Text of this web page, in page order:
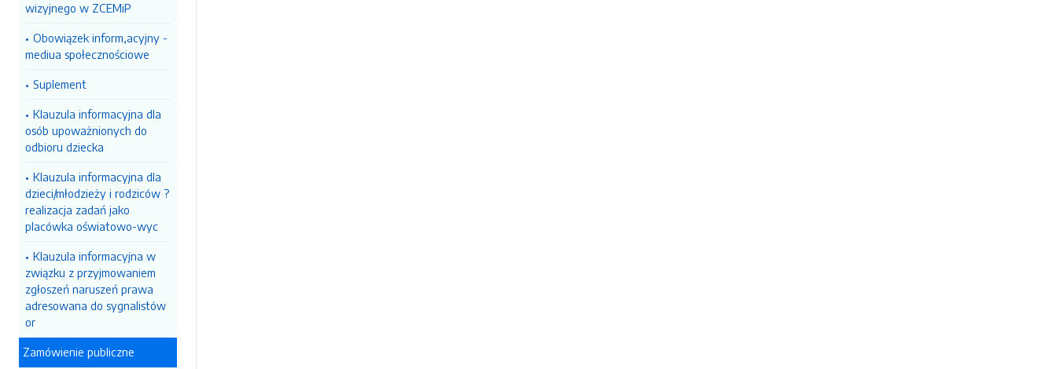
wizyjnego w ZCEMiP
Obowiązek inform,acyjny -
mediua społecznościowe
Suplement
Klauzula informacyjna dla
osób upoważnionych do
odbioru dziecka
Klauzula informacyjna dla
dzieci/młodzieży i rodziców ?
realizacja zadań jako
placówka oświatowo-wyc
Klauzula informacyjna w
związku z przyjmowaniem
zgłoszeń naruszeń prawa
adresowana do sygnalistów
or
Zamówienie publiczne